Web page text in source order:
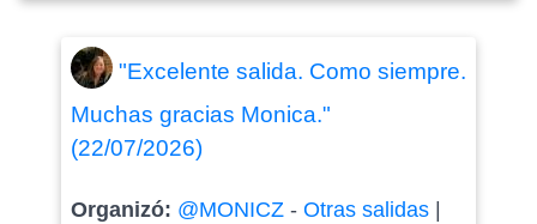
"Excelente salida. Como siempre.
Muchas gracias Monica."
(22/07/2026)
Organizó: @MONICZ- Otras salidas|